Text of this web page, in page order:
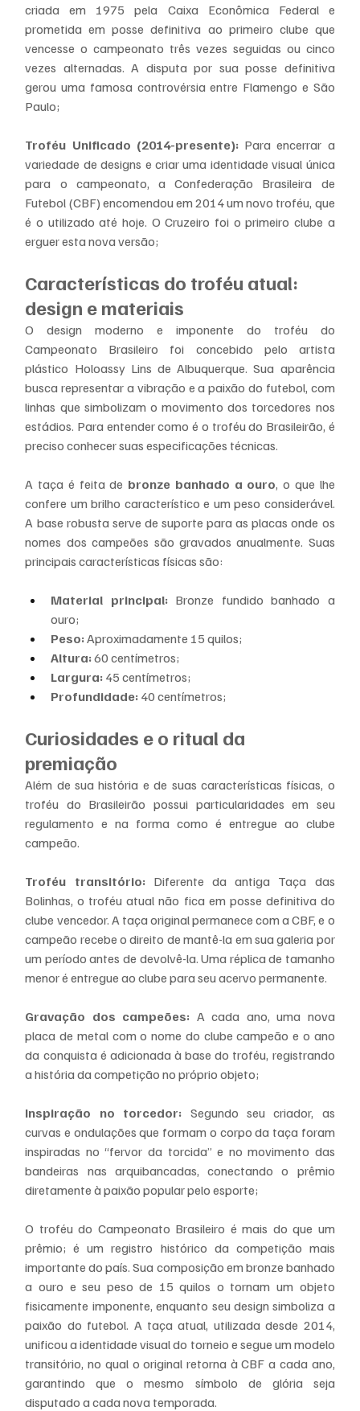
criada em 1975 pela Caixa Econômica Federal e
prometida em posse definitiva ao primeiro clube que
vencesse o campeonato três vezes seguidas ou cinco
vezes alternadas. A disputa por sua posse definitiva
gerou uma famosa controvérsia entre Flamengo e São
Paulo;
Troféu Unificado (2014-presente): Para encerrar a
variedade de designs e criar uma identidade visual única
para o campeonato, a Confederação Brasileira de
Futebol (CBF) encomendou em 2014 um novo troféu, que
é o utilizado até hoje. O Cruzeiro foi o primeiro clube a
erguer esta nova versão;
Características do troféu atual:
design e materiais
O design moderno e imponente do troféu do
Campeonato Brasileiro foi concebido pelo artista
plástico Holoassy Lins de Albuquerque. Sua aparência
busca representar a vibração e a paixão do futebol, com
linhas que simbolizam o movimento dos torcedores nos
estádios. Para entender como é o troféu do Brasileirão, é
preciso conhecer suas especificações técnicas.
A taça é feita de bronze banhado a ouro, o que lhe
confere um brilho característico e um peso considerável.
A base robusta serve de suporte para as placas onde os
nomes dos campeões são gravados anualmente. Suas
principais características físicas são:
Material principal: Bronze fundido banhado a
ouro;
Peso: Aproximadamente 15 quilos;
Altura: 60 centímetros;
Largura: 45 centímetros;
Profundidade: 40 centímetros;
Curiosidades e o ritual da
premiação
Além de sua história e de suas características físicas, o
troféu do Brasileirão possui particularidades em seu
regulamento e na forma como é entregue ao clube
campeão.
Troféu transitório: Diferente da antiga Taça das
Bolinhas, o troféu atual não fica em posse definitiva do
clube vencedor. A taça original permanece com a CBF, e o
campeão recebe o direito de mantê-la em sua galeria por
um período antes de devolvê-la. Uma réplica de tamanho
menor é entregue ao clube para seu acervo permanente.
Gravação dos campeões: A cada ano, uma nova
placa de metal com o nome do clube campeão e o ano
da conquista é adicionada à base do troféu, registrando
a história da competição no próprio objeto;
Inspiração no torcedor: Segundo seu criador, as
curvas e ondulações que formam o corpo da taça foram
inspiradas no “fervor da torcida” e no movimento das
bandeiras nas arquibancadas, conectando o prêmio
diretamente à paixão popular pelo esporte;
O troféu do Campeonato Brasileiro é mais do que um
prêmio; é um registro histórico da competição mais
importante do país. Sua composição em bronze banhado
a ouro e seu peso de 15 quilos o tornam um objeto
fisicamente imponente, enquanto seu design simboliza a
paixão do futebol. A taça atual, utilizada desde 2014,
unificou a identidade visual do torneio e segue um modelo
transitório, no qual o original retorna à CBF a cada ano,
garantindo que o mesmo símbolo de glória seja
disputado a cada nova temporada.